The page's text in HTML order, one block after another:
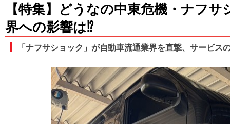
【特集】どうなの中東危機・ナフ
界への影響は⁉
「ナフサショック」が自動車流通業界を直撃、サービス